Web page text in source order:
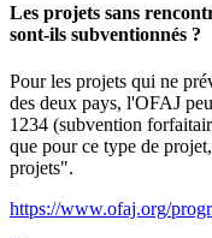
Les projets sans
sont-ils subventionnés ?
Pour les projets qui ne
des deux pays, l'OFAJ
1234 (subvention
que pour ce type de
projets".
https://www.ofaj.org/